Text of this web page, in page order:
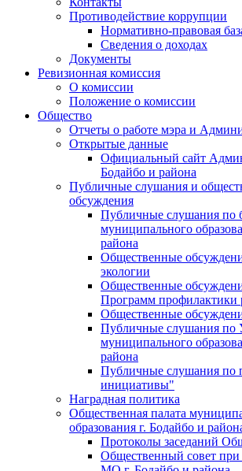
Противодействие коррупции
Нормативно-правовая
Сведения о доходах
Документы
Ревизионная комиссия
О комиссии
Положение о комиссии
Общество
Отчеты о работе мэра и
Открытые данные
Официальный сайт
Бодайбо и района
Публичные слушания и
обсуждения
Публичные слушания по
муниципального
района
Общественные
экологии
Общественные
Программ профилактики
Общественные
Публичные слушания по
муниципального
района
Публичные слушания по
инициативы"
Наградная политика
Общественная палата
образования г. Бодайбо и
Протоколы заседаний
Общественный совет